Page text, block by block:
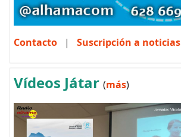
Contacto | Suscripción a noticias
Vídeos Játar (más)